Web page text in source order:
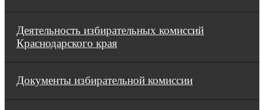
Деятельность избирательных комиссий
Краснодарского края
Документы избирательной комиссии